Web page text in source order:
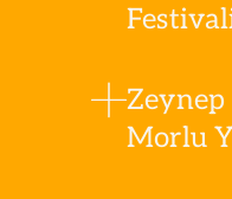
Morlu